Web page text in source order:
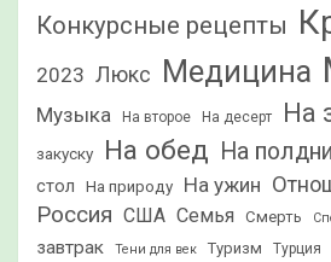
Конкурсные рецепты
2023 Люкс Медицина
Музыка На второе На десерт На
закуску На обед На
стол
На природу На ужин
Россия США Семья Смерть
завтрак
Тени для век Туризм Турция